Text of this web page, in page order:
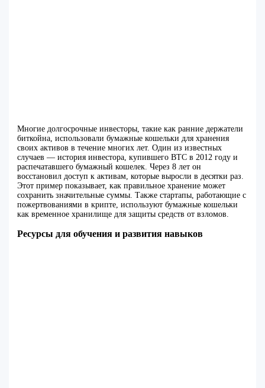
Многие долгосрочные инвесторы, такие как ранние держатели
биткойна, использовали бумажные кошельки для хранения
своих активов в течение многих лет. Один из известных
случаев — история инвестора, купившего BTC в 2012 году и
распечатавшего бумажный кошелек. Через 8 лет он
восстановил доступ к активам, которые выросли в десятки раз.
Этот пример показывает, как правильное хранение может
сохранить значительные суммы. Также стартапы, работающие с
пожертвованиями в крипте, используют бумажные кошельки
как временное хранилище для защиты средств от взломов.
Ресурсы для обучения и развития навыков